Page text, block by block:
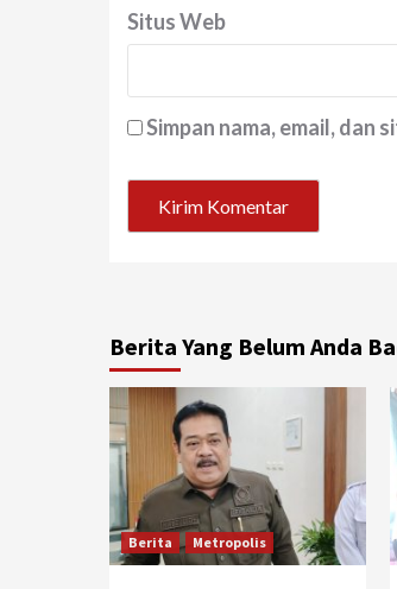
Situs Web
Simpan nama, email, dan
Berita Yang Belum Anda
Berita Metropolis